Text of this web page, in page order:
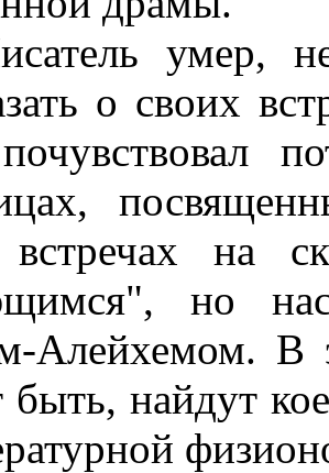
умер, не
о своих
на
но
Алейхемом. В
найдут